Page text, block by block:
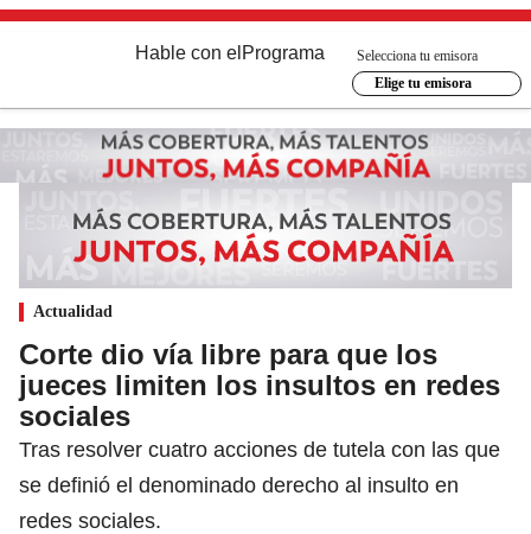
Hable con el Programa
Selecciona tu emisora
Elige tu emisora
Actualidad
Corte dio vía libre para que los
jueces limiten los insultos en redes
sociales
Tras resolver cuatro acciones de tutela con las que
se definió el denominado derecho al insulto en
redes sociales.